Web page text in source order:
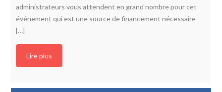
administrateurs vous attendent en grand nombre pour cet
événement qui est une source de financement nécessaire
[…]
Lire plus